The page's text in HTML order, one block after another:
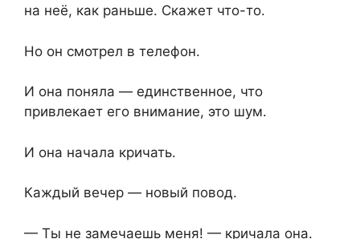
на неё, как раньше. Скажет что-то.
Но он смотрел в телефон.
И она поняла — единственное, что
привлекает его внимание, это шум.
И она начала кричать.
Каждый вечер — новый повод.
— Ты не замечаешь меня! — кричала она.